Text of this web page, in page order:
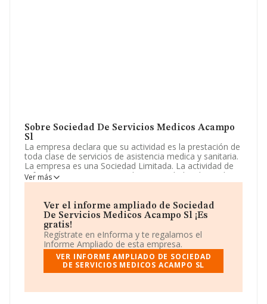
Sobre Sociedad De Servicios Medicos Acampo
Sl
La empresa declara que su actividad es la prestación de
toda clase de servicios de asistencia medica y sanitaria.
La empresa es una Sociedad Limitada. La actividad de
referencia CNAE corresponde a 'Actividades de medicina
general', cuyo Código es 8621. La empresa no tiene
Para ponerse en contacto con sus oficinas, la empresa
facilita el número de teléfono 915105733.
La sociedadSociedad de Servicios Medicos Acampo
, con CIF B80059918, está situada en Calle Orense
núm. 5, (28020), Madrid, Madrid.
sobre 6.471 compañías, en el ámbito nacional la
Ver más
Ver el informe ampliado de Sociedad
De Servicios Medicos Acampo Sl ¡Es
gratis!
Regístrate en eInforma y te regalamos el
Informe Ampliado de esta empresa.
VER INFORME AMPLIADO DE SOCIEDAD
DE SERVICIOS MEDICOS ACAMPO SL